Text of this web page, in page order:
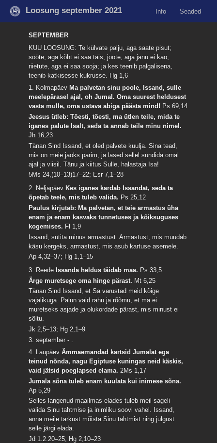
Loosung september 2021 Info Seaded
SEPTEMBER
KUU LOOSUNG: Te külvate palju, aga saate pisut;
sööte, aga kõht ei saa täis; joote, aga janu ei kao;
riietute, aga ei saa sooja; ja kes teenib palgalisena,
teenib katkisesse kukrusse.
Hg 1,6
1. Kolmapäev Ma palvetan sinu poole, Issand, sulle
meelepärasel ajal, oh Jumal. Oma suurest heldusest
vasta mulle, oma ustava abiga päästa mind! Ps 69,14
Jeesus ütleb: Tõesti, tõesti, ma ütlen teile, mida te
iganes palute Isalt, seda ta annab teile minu nimel.
Jh 16,23
Tänan Sind Issand, et oled palvete kuulja. Sina tead,
mis on meie jaoks parim, ja lased sellel sündida omal
ajal ja viisil. Tänu ja kiitus Sulle, halastaja Isa!
5Ms 24,(10–13)17–22; Esr 7,1–28
2. Neljapäev Kes iganes kardab Issandat, seda ta
õpetab teele, mis tuleb valida. Ps 25,12
Paulus kirjutab: Ma palvetan, et teie armastus üha
enam ja enam kasvaks tunnetuses ja kõiksuguses
kogemises. Fl 1,9
Issand, sütita minus armastust. Armastust, mis muudab
käsu kergeks, armastust, mis asub kartuse asemele.
Ap 4,32–37; Hg 1,1–15
3. Reede Issanda heldus täidab maa. Ps 33,5
Ärge muretsege oma hinge pärast. Mt 6,25
Tänan Sind Issand, et Sa varustad meid kõige
vajalikuga. Palun vaid rahu ja rõõmu, et ma ei
muretseks asjade ja olukordade pärast, mis minust ei
sõltu.
Jk 2,5–13; Hg 2,1–9
3. september - .
4. LaupäevÄmmaemandad kartsid Jumalat ega
teinud nõnda, nagu Egiptuse kuningas neid käskis,
vaid jätsid poeglapsed elama.2Ms 1,17
Jumala sõna tuleb enam kuulata kui inimese sõna.
Ap 5,29
Selles langenud maailmas elades tuleb meil sageli
valida Sinu tahtmise ja inimliku soovi vahel. Issand,
anna meile tarkust mõista Sinu tahtmist ning julgust
selle järgi elada.
Jd 1.2.20–25; Hg 2,10–23